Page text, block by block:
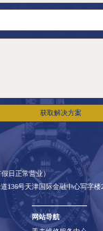
获取解决方案
假日正常营业）
136号天津国际金融中心写字楼
网站导航